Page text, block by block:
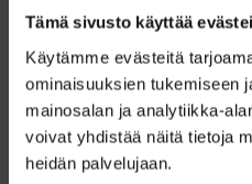
Tämä sivusto käyttää
Käytämme evästeitä
ominaisuuksien tukemiseen
mainosalan ja analytiikka-
voivat yhdistää näitä tietoja
heidän palvelujaan.
Opiskelijat,
Perhelippu
Meillä käy Museokortti